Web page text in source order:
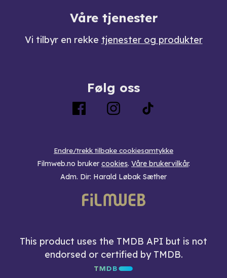
Våre tjenester
Vi tilbyr en rekke tjenester og produkter
Følg oss
Endre/trekk tilbake cookiesamtykke
Filmweb.no bruker cookies. Våre brukervilkår.
Adm. Dir: Harald Løbak Sæther
This product uses the TMDB API but is not
endorsed or certified by TMDB.